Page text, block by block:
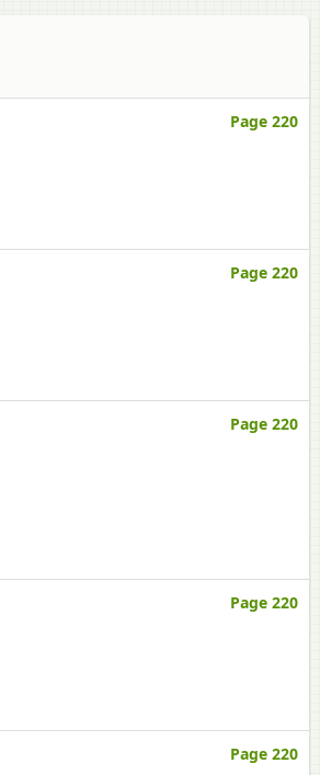
Page 220
Page 220
Page 220
Page 220
Page 220